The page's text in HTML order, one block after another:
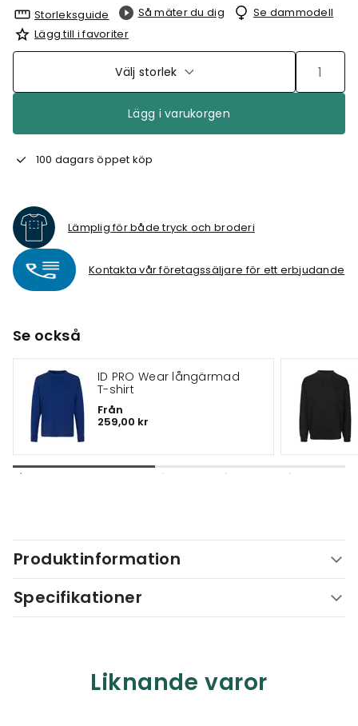
Storleksguide Så mäter du dig
Se dammodell
Lägg till i favoriter
Välj storlek
Lägg i varukorgen
100 dagars öppet köp
Lämplig för både tryck och broderi
Kontakta vår företagssäljare för ett erbjudande
Se också
ID PRO Wear långärmad
T-shirt
Från
259,00 kr
Produktinformation
Specifikationer
Liknande varor